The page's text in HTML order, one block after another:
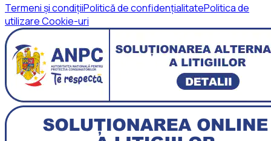
Termeni și condițiiPolitică de confidențialitatePolitica de
utilizare Cookie-uri